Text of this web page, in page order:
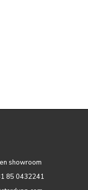
showroom
85 0432241